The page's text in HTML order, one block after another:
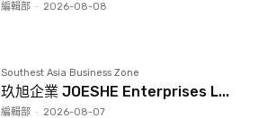
編輯部 - 2026-08-08
Southest Asia Business Zone
玖旭企業 JOESHE Enterprises L...
編輯部 - 2026-08-07